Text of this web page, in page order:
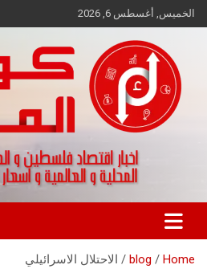
Skip
to
الخميس, أغسطس 6, 2026
كواليس المال
اخبار اقتصاد فلسطين و العالم و
Home
blog الاحتلال الاسرائيلي